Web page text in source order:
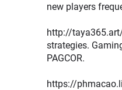
new players
http://
strategies. Gaming regulations are overseen by
PAGCOR.
https://